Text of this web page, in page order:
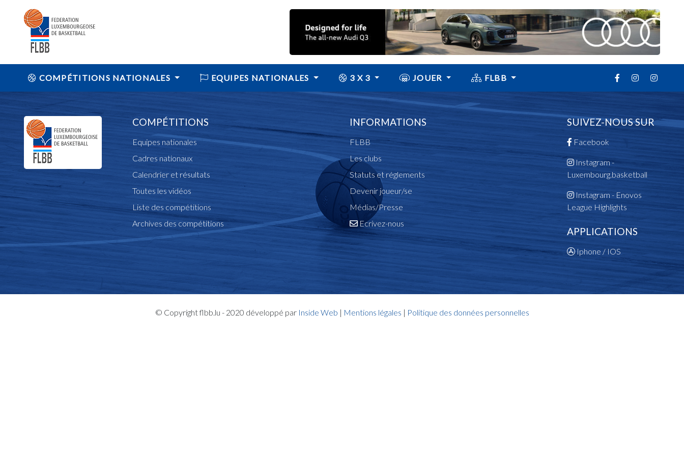
COMPÉTITIONS NATIONALES EQUIPES NATIONALES 3 X 3 JOUER FLBB
COMPÉTITIONS
Equipes nationales
Cadres nationaux
Calendrier et résultats
Toutes les vidéos
Liste des compétitions
Archives des compétitions
INFORMATIONS
FLBB
Les clubs
Statuts et réglements
Devenir joueur/se
Médias/Presse
Ecrivez-nous
SUIVEZ-NOUS SUR
Facebook
Instagram -
Luxembourg.basketball
Instagram - Enovos
League Highlights
APPLICATIONS
Iphone / IOS
© Copyright flbb.lu - 2020 développé par Inside Web | Mentions légales | Politique des données personnelles